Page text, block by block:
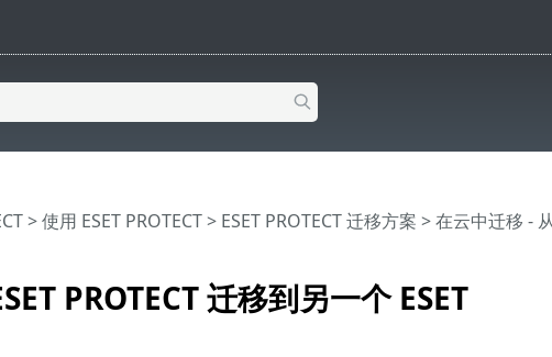
PROTECT 迁移到另一个 ESET
>使用 ESET PROTECT> ESET PROTECT 迁移方案 > 在云中迁移 -